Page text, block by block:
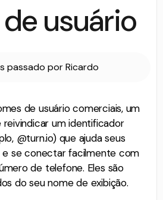
usuário
passado porRicardo
de usuário comerciais, um
um identificador
@turn.io) que ajuda seus
e se conectar facilmente com
de telefone. Eles são
do seu nome de exibição.